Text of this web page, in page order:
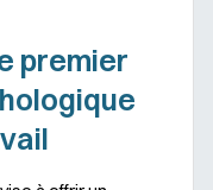
premier